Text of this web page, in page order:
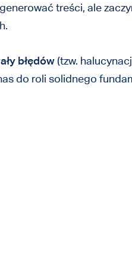
treści, ale
błędów(tzw.
do roli solidnego